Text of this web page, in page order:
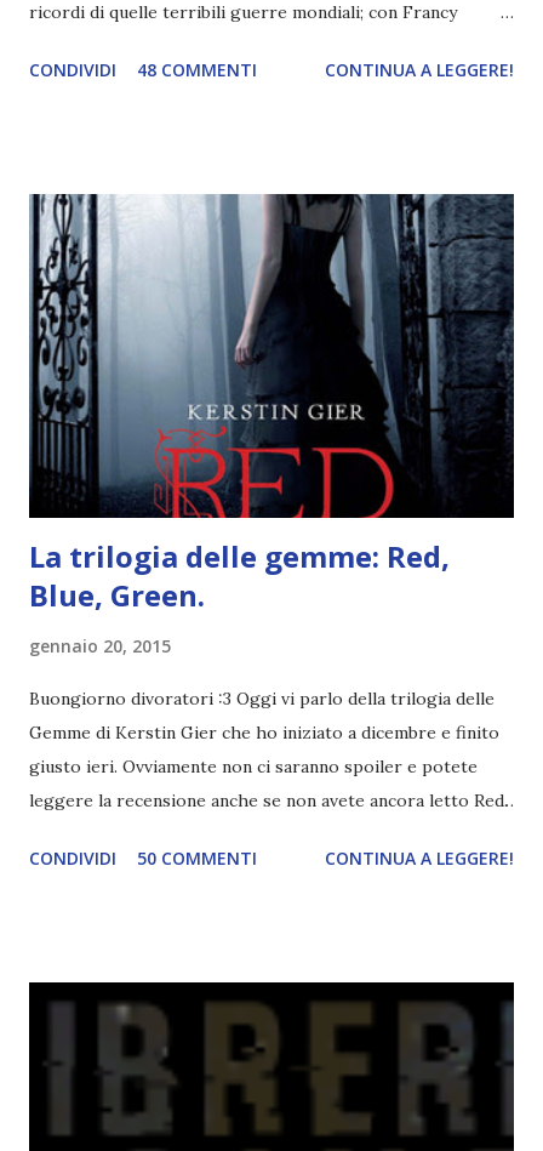
ricordi di quelle terribili guerre mondiali; con Francy
abbiamo vagato nella savana. Ora preparate le valigie che si
obiettivi! OBIETTIVI Iniziamo con un obiettivo facile facile:
un libro ambientato in Australia . Mare, mare, mare !
L'Oceania è circondata dal mare! Un libro nel quale il mare è
l'elemento fondamentale. Un libro sulle sirene, un libro con
protagonisti dei surfisti.. un libro importante nella storia
della letteratura australiana, neozelandese, ecc . l'Oceania
è ricca di natura! Leggete un libro con una cover molto, ...
CONDIVIDI 48 COMMENTI CONTINUA A LEGGERE!
La trilogia delle gemme: Red,
Blue, Green.
gennaio 20, 2015
Buongiorno divoratori :3 Oggi vi parlo della trilogia delle
Gemme di Kerstin Gier che ho iniziato a dicembre e finito
giusto ieri. Ovviamente non ci saranno spoiler e potete
leggere la recensione anche se non avete ancora letto Red.
Green sono state delle letture molto piacevoli ma non
potete capire le mie aspettative! Innanzitutto, se la Gier o
probabilmente lo avrei apprezzato molto di più. Red è
molto introduttivo, nel senso che in trecento pagine non
succede un bel niente. E non ha nemmeno un finale ._.
CONDIVIDI 50 COMMENTI CONTINUA A LEGGERE!